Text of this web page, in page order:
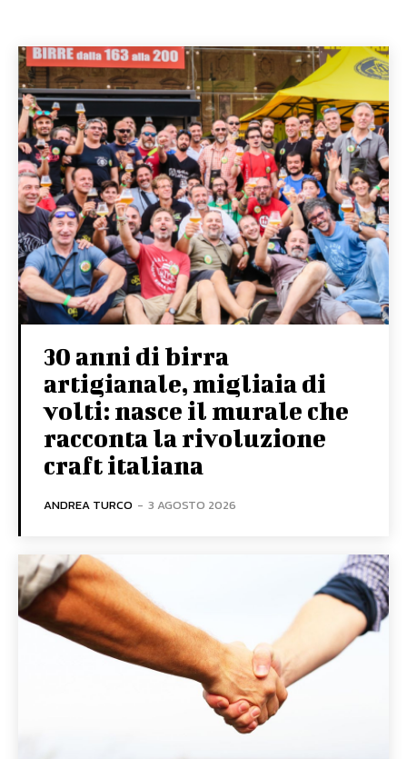
30 anni di birra
artigianale, migliaia di
volti: nasce il murale che
racconta la rivoluzione
craft italiana
ANDREA TURCO - 3 AGOSTO 2026